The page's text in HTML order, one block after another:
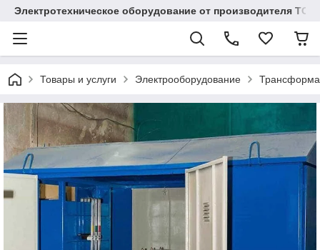
Электротехническое оборудование от производителя TOO
Товары и услуги Электрооборудование